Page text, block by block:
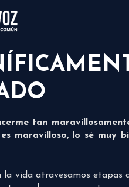
tan
maravilloso, lo sé muy
la vida atravesamos etapas